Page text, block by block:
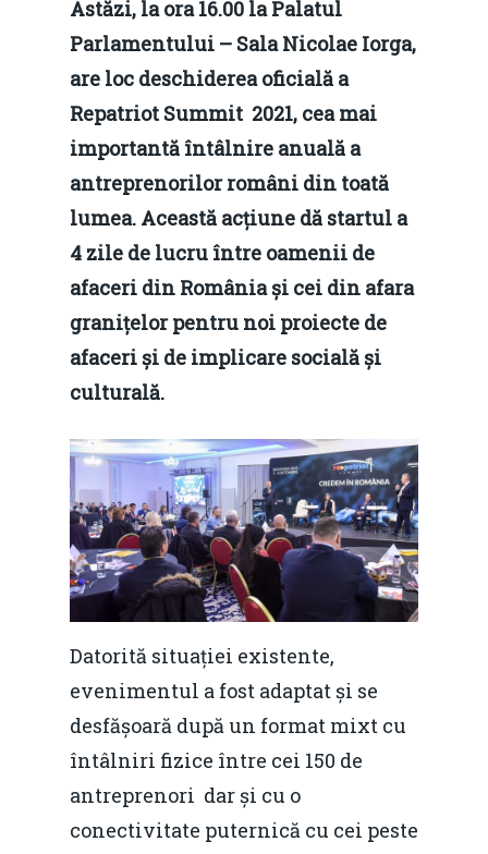
Astăzi, la ora 16.00 la Palatul
Parlamentului – Sala Nicolae Iorga,
are loc deschiderea oficială a
Repatriot Summit 2021, cea mai
importantă întâlnire anuală a
antreprenorilor români din toată
lumea. Această acțiune dă startul a
4 zile de lucru între oamenii de
afaceri din România și cei din afara
granițelor pentru noi proiecte de
afaceri și de implicare socială și
culturală.
Datorită situației existente,
evenimentul a fost adaptat și se
desfășoară după un format mixt cu
întâlniri fizice între cei 150 de
antreprenori dar și cu o
conectivitate puternică cu cei peste